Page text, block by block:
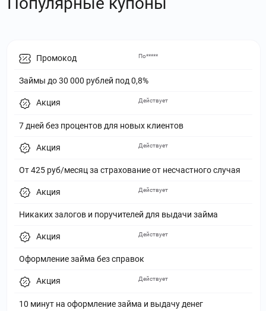
Промокод
Займы до 30 000 рублей под 0,8%
По*****
Акция
7 дней без процентов для новых клиентов
Действует
Акция
От 425 руб/месяц за страхование от несчастного случая
Действует
Акция
Никаких залогов и поручителей для выдачи займа
Действует
Акция
Оформление займа без справок
Действует
Акция
10 минут на оформление займа и выдачу денег
Действует